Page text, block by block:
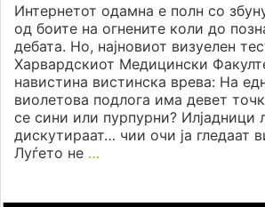
Интернетот одамна е полн со
од боите на огнените коли до
дебата. Но, најновиот визуелен
Харвардскиот Медицински
навистина вистинска врева: На
виолетова подлога има девет
се сини или пурпурни? Илјадници
дискутираат… чии очи ја гледаат
Луѓето не …